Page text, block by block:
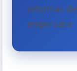
reformas
emperador.